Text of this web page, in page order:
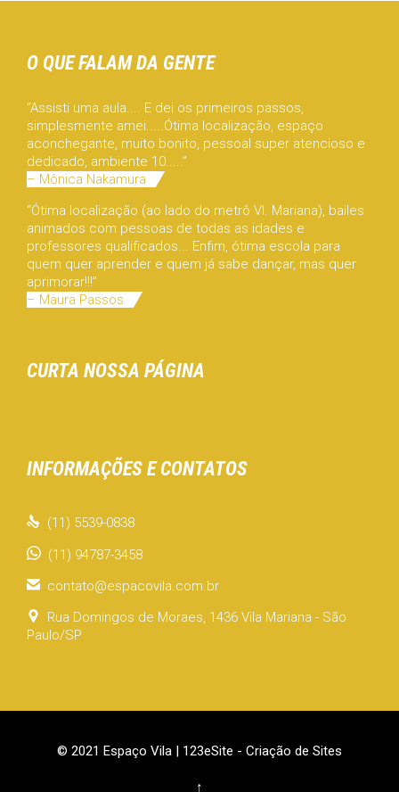
O QUE FALAM DA GENTE
“Assisti uma aula.... E dei os primeiros passos,
simplesmente amei.....Ótima localização, espaço
aconchegante, muito bonito, pessoal super atencioso e
dedicado, ambiente 10.....”
– Mônica Nakamura
“Ótima localização (ao lado do metrô Vl. Mariana), bailes
animados com pessoas de todas as idades e
professores qualificados... Enfim, ótima escola para
quem quer aprender e quem já sabe dançar, mas quer
aprimorar!!!”
– Maura Passos
CURTA NOSSA PÁGINA
INFORMAÇÕES E CONTATOS
 (11) 5539-0838
(11) 94787-3458
 contato@espacovila.com.br

Rua Domingos de Moraes, 1436 Vila Mariana - São
Paulo/SP
© 2021 Espaço Vila | 123eSite - Criação de Sites
↑